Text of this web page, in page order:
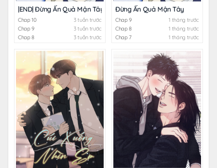
|END| Đừng Ấn Quả Mận Tây
Chap 10
3 tuần trước
Chap 9
3 tuần trước
Chap 8
3 tuần trước
Đừng Ấn Quả Mận Tây
Chap 9
1 tháng trước
Chap 8
1 tháng trước
Chap 7
1 tháng trước